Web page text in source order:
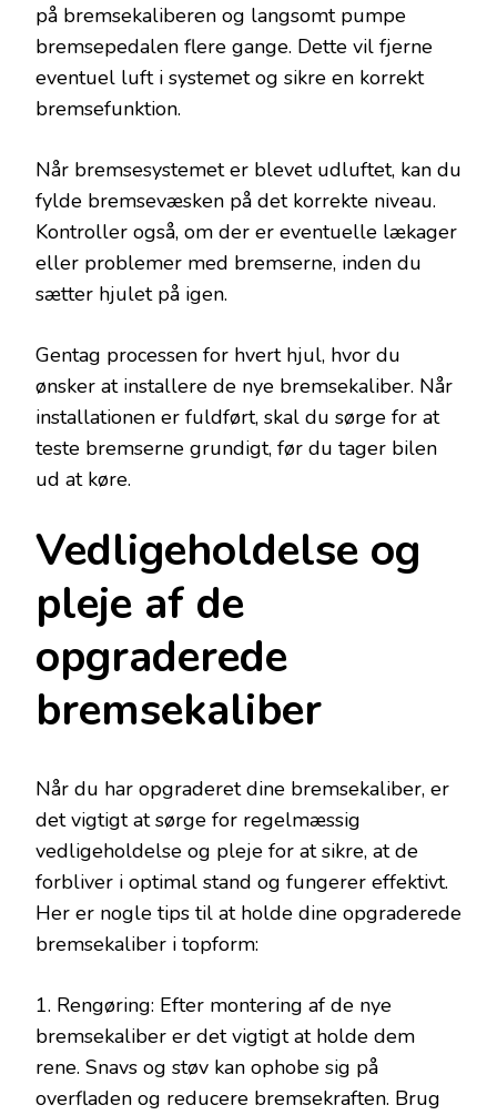
på bremsekaliberen og langsomt pumpe
bremsepedalen flere gange. Dette vil fjerne
eventuel luft i systemet og sikre en korrekt
bremsefunktion.
Når bremsesystemet er blevet udluftet, kan du
fylde bremsevæsken på det korrekte niveau.
Kontroller også, om der er eventuelle lækager
eller problemer med bremserne, inden du
sætter hjulet på igen.
Gentag processen for hvert hjul, hvor du
ønsker at installere de nye bremsekaliber. Når
installationen er fuldført, skal du sørge for at
teste bremserne grundigt, før du tager bilen
ud at køre.
Vedligeholdelse og
pleje af de
opgraderede
bremsekaliber
Når du har opgraderet dine bremsekaliber, er
det vigtigt at sørge for regelmæssig
vedligeholdelse og pleje for at sikre, at de
forbliver i optimal stand og fungerer effektivt.
Her er nogle tips til at holde dine opgraderede
bremsekaliber i topform:
1. Rengøring: Efter montering af de nye
bremsekaliber er det vigtigt at holde dem
rene. Snavs og støv kan ophobe sig på
overfladen og reducere bremsekraften. Brug